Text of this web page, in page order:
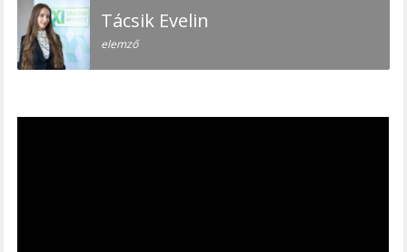
Tácsik Evelin
elemző